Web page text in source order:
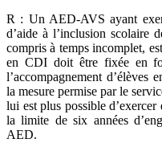
R : Un AED-AVS ayant
d’aide à l’inclusion scolaire
compris à temps incomplet,
en CDI doit être fixée en
l’accompagnement d’élèves
la mesure permise par le
lui est plus possible
la limite de six années
AED.